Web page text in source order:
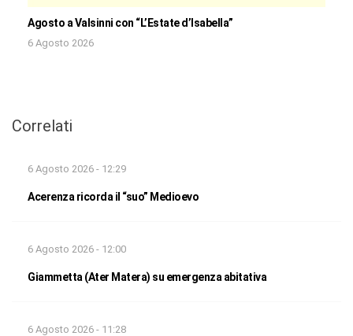
Agosto a Valsinni con “L’Estate d’Isabella”
6 Agosto 2026
Correlati
6 Agosto 2026 - 12:29
Acerenza ricorda il “suo” Medioevo
6 Agosto 2026 - 12:00
Giammetta (Ater Matera) su emergenza abitativa
6 Agosto 2026 - 11:28